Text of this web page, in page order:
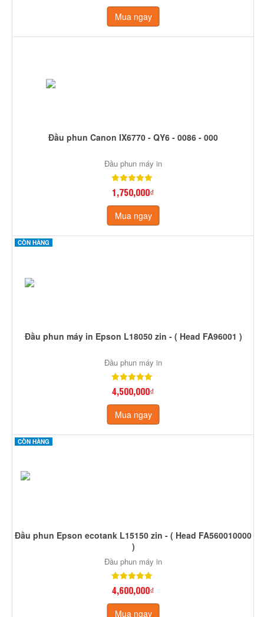
Mua ngay
Đầu phun Canon IX6770 - QY6 - 0086 - 000
Đầu phun máy in
1,750,000₫
Mua ngay
CÒN HÀNG
Đầu phun máy in Epson L18050 zin - ( Head FA96001 )
Đầu phun máy in
4,500,000₫
Mua ngay
CÒN HÀNG
Đầu phun Epson ecotank L15150 zin - ( Head FA560010000
)
Đầu phun máy in
4,600,000₫
Mua ngay